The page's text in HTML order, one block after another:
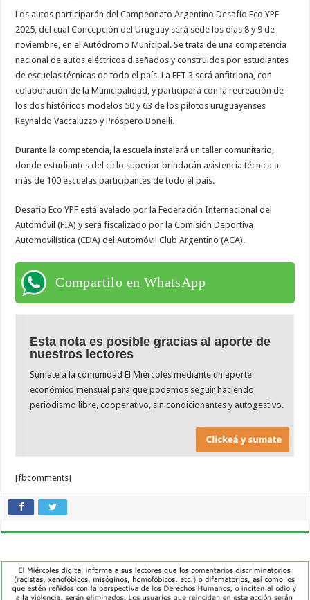
Los autos participarán del Campeonato Argentino Desafío Eco YPF
2025, del cual Concepción del Uruguay será sede los días 8 y 9 de
noviembre, en el Autódromo Municipal. Se trata de una competencia
nacional de autos eléctricos diseñados y construidos por estudiantes
de escuelas técnicas de todo el país. La EET 3 será anfitriona, con
colaboración de la Municipalidad, y participará con la recreación de
los dos históricos modelos 50 y 63 de los pilotos uruguayenses
Reynaldo Vaccaluzzo y Próspero Bonelli.
Durante la competencia, la escuela instalará un taller comunitario,
donde estudiantes del ciclo superior brindarán asistencia técnica a
más de 100 escuelas participantes de todo el país.
Desafío Eco YPF está avalado por la Federación Internacional del
Automóvil (FIA) y será fiscalizado por la Comisión Deportiva
Automovilística (CDA) del Automóvil Club Argentino (ACA).
Compartilo en WhatsApp
Esta nota es posible gracias al aporte de
nuestros lectores
Sumate a la comunidad El Miércoles mediante un aporte
económico mensual para que podamos seguir haciendo
periodismo libre, cooperativo, sin condicionantes y autogestivo.
[fbcomments]